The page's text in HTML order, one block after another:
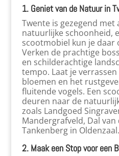
1. Geniet van de Natuur in
Twente is gezegend
natuurlijke schoonheid,
scootmobiel kun je daar
Verken de prachtige
en schilderachtige
tempo. Laat je
bloemen en het
fluitende vogels. Een
deuren naar de
zoals Landgoed
Mandergrafveld, Dal van
Tankenberg in Oldenzaal.
2. Maak een Stop voor een